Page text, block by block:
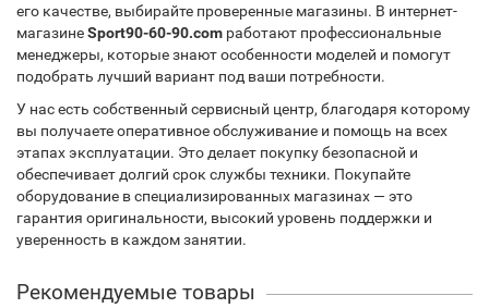
его качестве, выбирайте проверенные магазины. В интернет-
магазинеSport90-60-90.com работают профессиональные
менеджеры, которые знают особенности моделей и помогут
подобрать лучший вариант под ваши потребности.
У нас есть собственный сервисный центр, благодаря которому
вы получаете оперативное обслуживание и помощь на всех
этапах эксплуатации. Это делает покупку безопасной и
обеспечивает долгий срок службы техники. Покупайте
оборудование в специализированных магазинах — это
гарантия оригинальности, высокий уровень поддержки и
уверенность в каждом занятии.
Рекомендуемые товары